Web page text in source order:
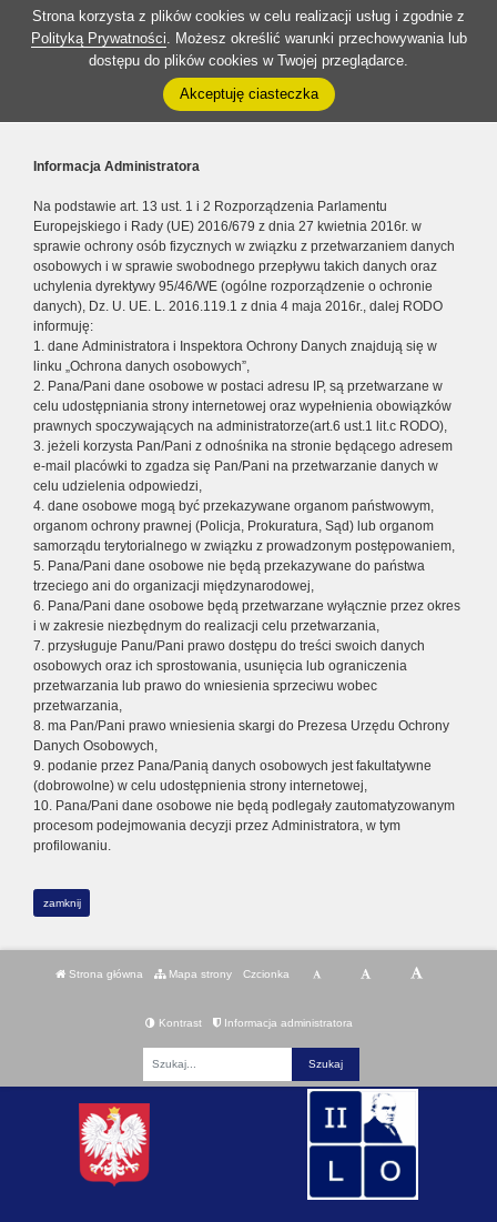
Strona korzysta z plików cookies w celu realizacji usług i zgodnie z
Polityką Prywatności. Możesz określić warunki przechowywania lub
dostępu do plików cookies w Twojej przeglądarce.
Akceptuję ciasteczka
Informacja Administratora
Na podstawie art. 13 ust. 1 i 2 Rozporządzenia Parlamentu
Europejskiego i Rady (UE) 2016/679 z dnia 27 kwietnia 2016r. w
sprawie ochrony osób fizycznych w związku z przetwarzaniem danych
osobowych i w sprawie swobodnego przepływu takich danych oraz
uchylenia dyrektywy 95/46/WE (ogólne rozporządzenie o ochronie
danych), Dz. U. UE. L. 2016.119.1 z dnia 4 maja 2016r., dalej RODO
informuję:
1. dane Administratora i Inspektora Ochrony Danych znajdują się w
linku „Ochrona danych osobowych”,
2. Pana/Pani dane osobowe w postaci adresu IP, są przetwarzane w
celu udostępniania strony internetowej oraz wypełnienia obowiązków
prawnych spoczywających na administratorze(art.6 ust.1 lit.c RODO),
3. jeżeli korzysta Pan/Pani z odnośnika na stronie będącego adresem
e-mail placówki to zgadza się Pan/Pani na przetwarzanie danych w
celu udzielenia odpowiedzi,
4. dane osobowe mogą być przekazywane organom państwowym,
organom ochrony prawnej (Policja, Prokuratura, Sąd) lub organom
samorządu terytorialnego w związku z prowadzonym postępowaniem,
5. Pana/Pani dane osobowe nie będą przekazywane do państwa
trzeciego ani do organizacji międzynarodowej,
6. Pana/Pani dane osobowe będą przetwarzane wyłącznie przez okres
i w zakresie niezbędnym do realizacji celu przetwarzania,
7. przysługuje Panu/Pani prawo dostępu do treści swoich danych
osobowych oraz ich sprostowania, usunięcia lub ograniczenia
przetwarzania lub prawo do wniesienia sprzeciwu wobec
przetwarzania,
8. ma Pan/Pani prawo wniesienia skargi do Prezesa Urzędu Ochrony
Danych Osobowych,
9. podanie przez Pana/Panią danych osobowych jest fakultatywne
(dobrowolne) w celu udostępnienia strony internetowej,
10. Pana/Pani dane osobowe nie będą podlegały zautomatyzowanym
procesom podejmowania decyzji przez Administratora, w tym
profilowaniu.
zamknij
Strona główna Mapa strony Czcionka
Kontrast Informacja administratora